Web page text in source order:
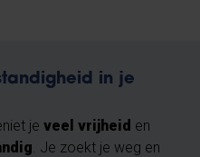
in je
je veel vrijheid en
. Je zoekt je weg en